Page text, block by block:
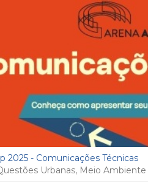
2025 - Comunicações Técnicas
Urbanas, Meio